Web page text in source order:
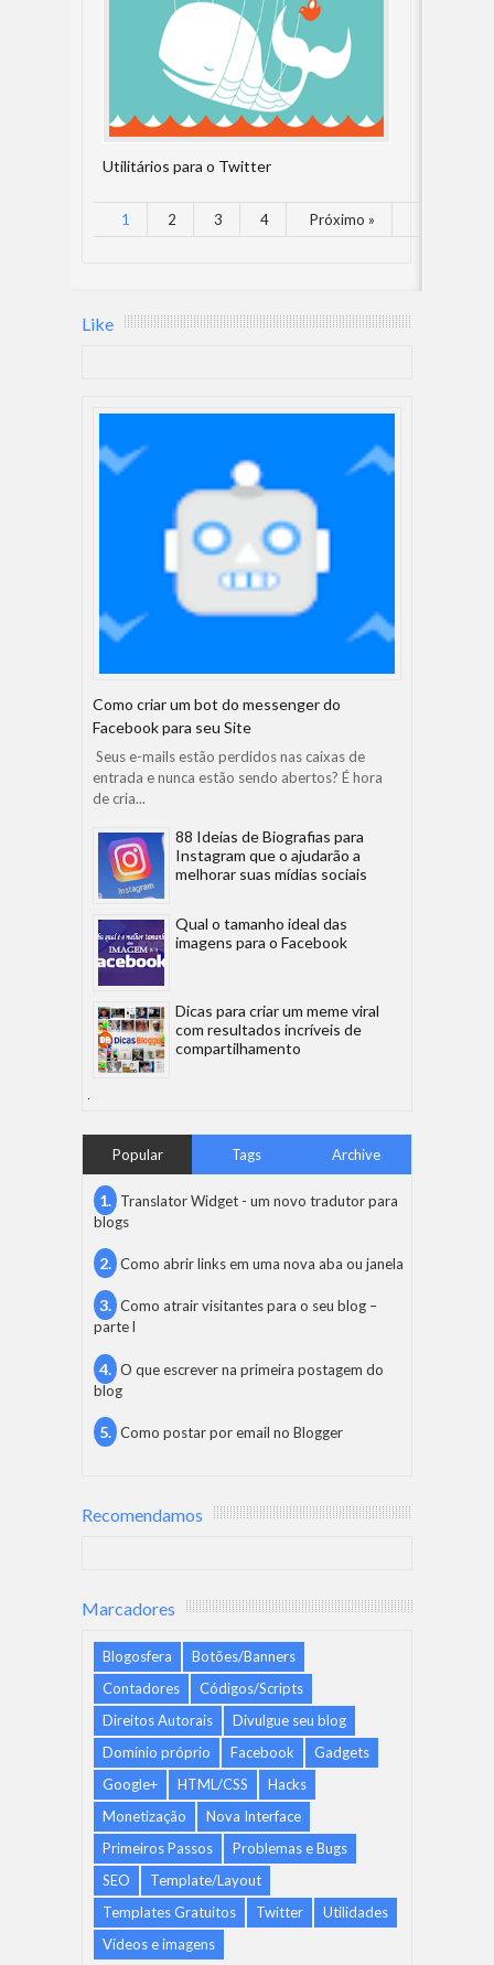
Utilitários para o Twitter
1 2 3 4 Próximo »
Like
Como criar um bot do messenger do
Facebook para seu Site
Seus e-mails estão perdidos nas caixas de
entrada e nunca estão sendo abertos? É hora
de cria...
88 Ideias de Biografias para
Instagram que o ajudarão a
melhorar suas mídias sociais
Qual o tamanho ideal das
imagens para o Facebook
Dicas para criar um meme viral
com resultados incríveis de
compartilhamento
Popular Tags Archive
Translator Widget - um novo tradutor para
blogs
Como abrir links em uma nova aba ou janela
Como atrair visitantes para o seu blog –
parte l
O que escrever na primeira postagem do
blog
Como postar por email no Blogger
Recomendamos
Marcadores
Blogosfera
Botões/Banners
Contadores
Códigos/Scripts
Direitos Autorais
Divulgue seu blog
Domínio próprio
Facebook
Gadgets
Google+
HTML/CSS
Hacks
Monetização
Nova Interface
Primeiros Passos
Problemas e Bugs
SEO
Template/Layout
Templates Gratuitos
Twitter
Utilidades
Vídeos e imagens